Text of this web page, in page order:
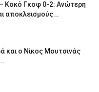
Κοκό Γκοφ 0-2: Ανώτερη
αποκλεισμούς...
και ο Νίκος Μουτσινάς